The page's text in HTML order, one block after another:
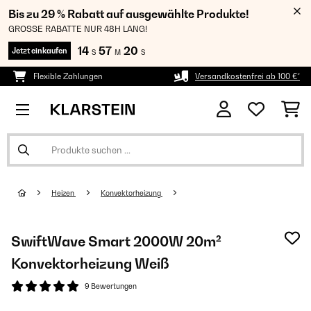
Bis zu 29 % Rabatt auf ausgewählte Produkte!
GROSSE RABATTE NUR 48H LANG!
Jetzt einkaufen 14 S 57 M 19 S
Flexible Zahlungen Versandkostenfrei ab 100 €*
Heizen Konvektorheizung
SwiftWave Smart 2000W 20m²
Konvektorheizung Weiß
9 Bewertungen